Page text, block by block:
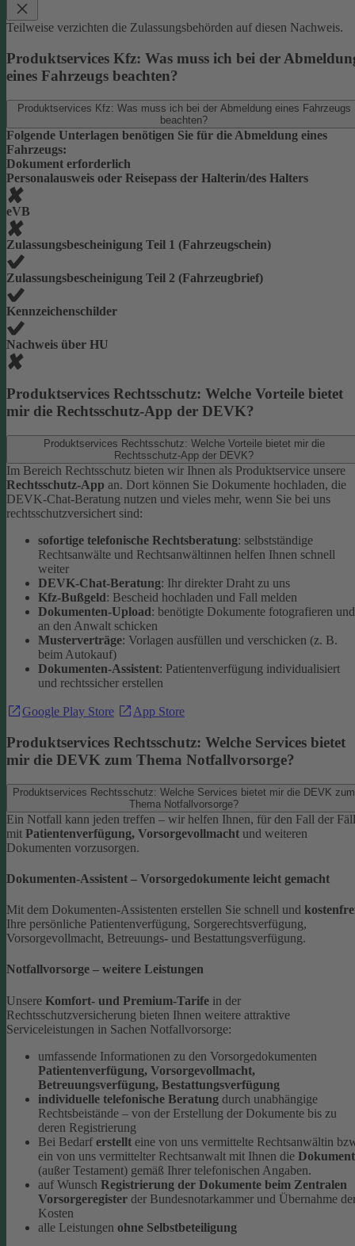
Teilweise verzichten die Zulassungsbehörden auf diesen Nachweis.
Produktservices Kfz: Was muss ich bei der
eines Fahrzeugs beachten?
Produktservices Kfz: Was muss ich bei der Abmeldung eines Fahrzeugs
beachten?
Folgende Unterlagen benötigen Sie für die Abmeldung eines
Fahrzeugs:
Dokument erforderlich
Personalausweis oder Reisepass der Halterin/des Halters
eVB
Zulassungsbescheinigung Teil 1 (Fahrzeugschein)
Zulassungsbescheinigung Teil 2 (Fahrzeugbrief)
Kennzeichenschilder
Nachweis über HU
Produktservices Rechtsschutz: Welche Vorteile bietet
mir die Rechtsschutz-App der DEVK?
Produktservices Rechtsschutz: Welche Vorteile bietet mir die
Rechtsschutz-App der DEVK?
Im Bereich Rechtsschutz bieten wir Ihnen als Produktservice unsere
Rechtsschutz-App an. Dort können Sie Dokumente hochladen, die
DEVK-Chat-Beratung nutzen und vieles mehr, wenn Sie bei uns
rechtsschutzversichert sind:
sofortige telefonische Rechtsberatung: selbstständige
Rechtsanwälte und Rechtsanwältinnen helfen Ihnen schnell
weiter
DEVK-Chat-Beratung: Ihr direkter Draht zu uns
Kfz-Bußgeld: Bescheid hochladen und Fall melden
Dokumenten-Upload: benötigte Dokumente fotografieren und
an den Anwalt schicken
Musterverträge: Vorlagen ausfüllen und verschicken (z. B.
beim Autokauf)
Dokumenten-Assistent: Patientenverfügung individualisiert
und rechtssicher erstellen
Google Play Store App Store
Produktservices Rechtsschutz: Welche Services bietet
mir die DEVK zum Thema Notfallvorsorge?
Produktservices Rechtsschutz: Welche Services bietet mir die DEVK zum
Thema Notfallvorsorge?
Ein Notfall kann jeden treffen – wir helfen Ihnen, für den Fall der
mit Patientenverfügung, Vorsorgevollmacht und weiteren
Dokumenten vorzusorgen.
Dokumenten-Assistent – Vorsorgedokumente leicht gemacht
Mit dem Dokumenten-Assistenten erstellen Sie schnell und
Ihre persönliche Patientenverfügung, Sorgerechtsverfügung,
Vorsorgevollmacht, Betreuungs- und Bestattungsverfügung.
Notfallvorsorge – weitere Leistungen
Unsere Komfort- und Premium-Tarife in der
Rechtsschutzversicherung bieten Ihnen weitere attraktive
Serviceleistungen in Sachen Notfallvorsorge:
umfassende Informationen zu den Vorsorgedokumenten
Patientenverfügung, Vorsorgevollmacht,
Betreuungsverfügung, Bestattungsverfügung
individuelle telefonische Beratung durch unabhängige
Rechtsbeistände – von der Erstellung der Dokumente bis zu
deren Registrierung
Bei Bedarf erstellt eine von uns vermittelte Rechtsanwältin
ein von uns vermittelter Rechtsanwalt mit Ihnen die
(außer Testament) gemäß Ihrer telefonischen Angaben.
auf Wunsch Registrierung der Dokumente beim Zentralen
Vorsorgeregister der Bundesnotarkammer und Übernahme
Kosten
alle Leistungen ohne Selbstbeteiligung